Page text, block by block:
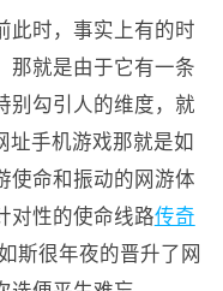
此时，事实上有的时
那就是由于它有一条
别勾引人的维度，就
址手机游戏那就是如
使命和振动的网游体
对性的使命线路传奇
斯很年夜的晋升了网